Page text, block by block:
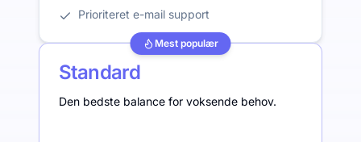
Prioriteret e-mail support
Mest populær
Standard
Den bedste balance for voksende behov.